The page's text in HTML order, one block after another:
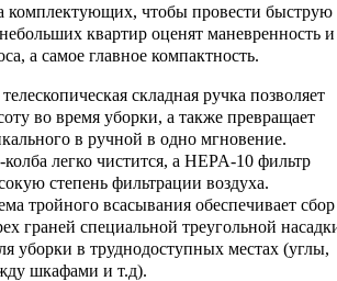
комплектующих, чтобы провести быструю
квартир оценят маневренность и
а самое главное компактность.
складная ручка позволяет
во время уборки, а также превращает
в ручной в одно мгновение.
легко чистится, а HEPA-10 фильтр
степень фильтрации воздуха.
тройного всасывания обеспечивает сбор
граней специальной треугольной
уборки в труднодоступных местах (углы,
шкафами и т.д).